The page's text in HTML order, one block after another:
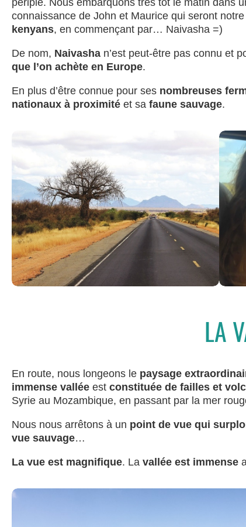
connaissance de John et Maurice qui seront
kenyans, en commençant par… Naivasha =)
De nom, Naivasha n’est peut-être pas connu et
que l’on achète en Europe.
En plus d’être connue pour ses nombreuses
nationaux à proximité et sa faune sauvage.
LA
En route, nous longeons le paysage
immense vallée est constituée de failles et
Syrie au Mozambique, en passant par la mer
Nous nous arrêtons à un point de vue qui
vue sauvage…
La vue est magnifique. La vallée est immense